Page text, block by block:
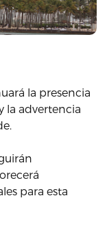
la presencia
la advertencia
para esta